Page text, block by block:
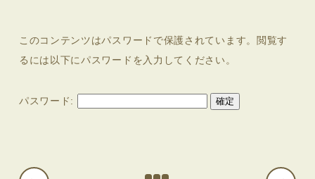
このコンテンツはパスワードで保護されています。閲覧す
るには以下にパスワードを入力してください。
パスワード: